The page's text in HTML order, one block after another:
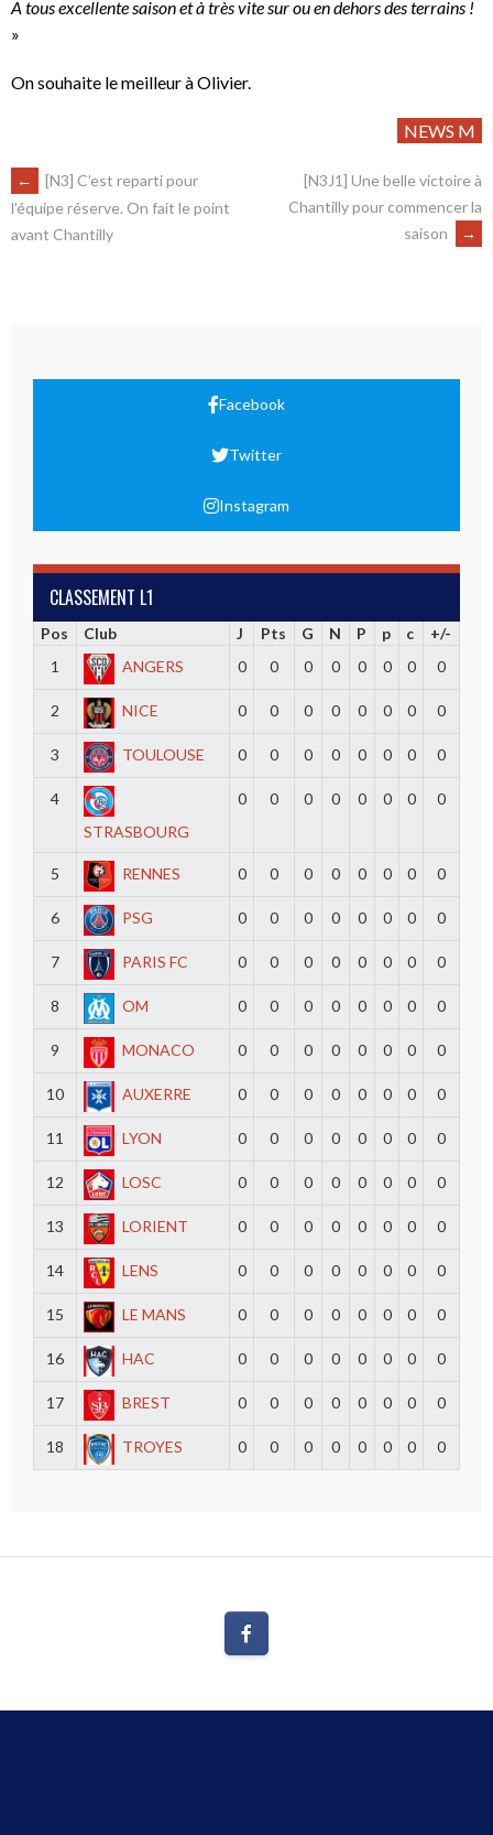
A tous excellente saison et à très vite sur ou en dehors des terrains !
»
On souhaite le meilleur à Olivier.
NEWS M
←
[N3] C’est reparti pour
l’équipe réserve. On fait le point
avant Chantilly
[N3J1] Une belle victoire à
Chantilly pour commencer la
saison
→
Facebook
Twitter
Instagram
CLASSEMENT L1
Pos Club J Pts G N P p c
+/-
1
ANGERS 0 0 0 0 0 0 0 0
2 NICE 0 0 0 0 0 0 0 0
3 TOULOUSE 0 0 0 0 0 0 0 0
4
STRASBOURG
0 0 0 0 0 0 0 0
5 RENNES 0 0 0 0 0 0 0 0
6 PSG 0 0 0 0 0 0 0 0
7 PARIS FC 0 0 0 0 0 0 0 0
8 OM 0 0 0 0 0 0 0 0
9 MONACO 0 0 0 0 0 0 0 0
10 AUXERRE 0 0 0 0 0 0 0 0
11 LYON 0 0 0 0 0 0 0 0
12 LOSC 0 0 0 0 0 0 0 0
13 LORIENT 0 0 0 0 0 0 0 0
14 LENS 0 0 0 0 0 0 0 0
15 LE MANS 0 0 0 0 0 0 0 0
16 HAC 0 0 0 0 0 0 0 0
17 BREST 0 0 0 0 0 0 0 0
18 TROYES 0 0 0 0 0 0 0 0